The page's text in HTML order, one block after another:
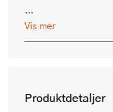
...
Vis mer
Produktdetaljer